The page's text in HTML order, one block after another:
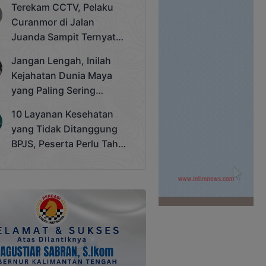
Cup 2025
Terekam CCTV, Pelaku
Curanmor di Jalan
Juanda Sampit Ternyata
Jangan Lengah, Inilah
Kejahatan Dunia Maya
yang Paling Sering
10 Layanan Kesehatan
yang Tidak Ditanggung
BPJS, Peserta Perlu Tahu